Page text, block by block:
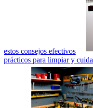
estos consejos efectivos
prácticos para limpiar y